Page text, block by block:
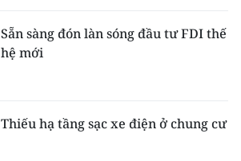
Sẵn sàng đón làn sóng đầu tư FDI thế
hệ mới
Thiếu hạ tầng sạc xe điện ở chung cư